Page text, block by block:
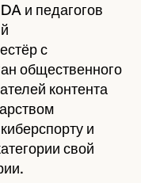
и педагогов
с
общественного
контента
и
свой